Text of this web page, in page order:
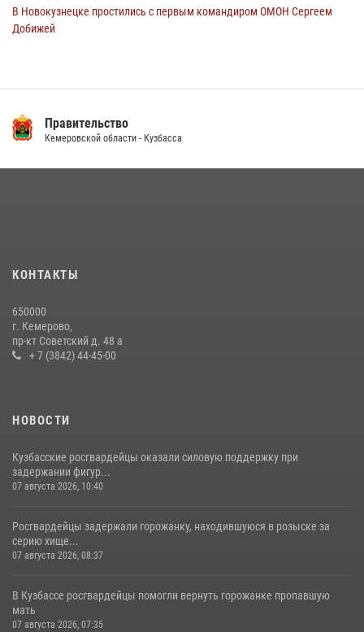
В Новокузнецке простились с первым командиром ОМОН Сергеем
Добижей
14 июля 2026, 08:52 1
20 июля 2026, 10:54
с покупками
20 июля 2026, 08:52
Правительство
Кемеровской области - Кузбасса
КОНТАКТЫ
650000
г. Кемерово,
пр-кт Советский д. 48 а
+ 7 (3842) 44-45-00
НОВОСТИ
Кузбасские росгвардейцы оказали силовую поддержку при
задержании фигур...
07 августа 2026, 10:40
Росгвардейцы задержали горожанку, находившуюся в розыске за
серию хище...
07 августа 2026, 08:37
В Кузбассе росгвардейцы помогли вернуть горожанке пропавшую
мать
07 августа 2026, 07:35